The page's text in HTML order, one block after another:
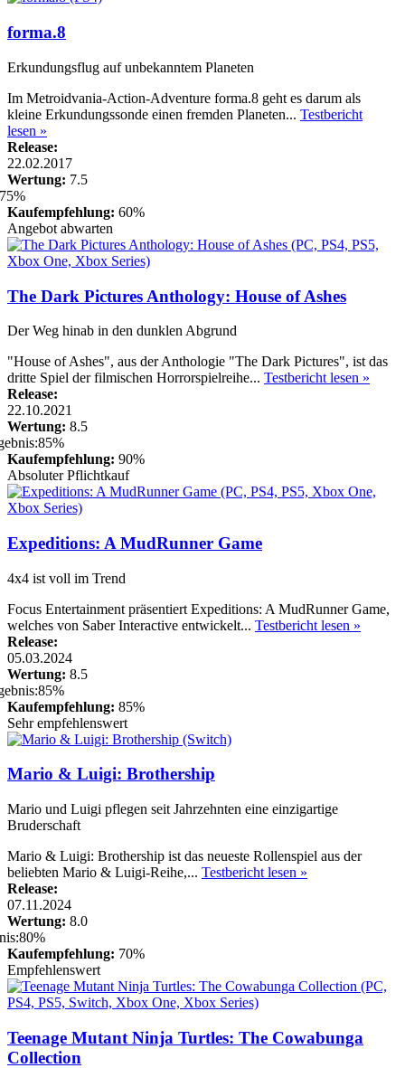
forma.8
Erkundungsflug auf unbekanntem Planeten
Im Metroidvania-Action-Adventure forma.8 geht es darum als
kleine Erkundungssonde einen fremden Planeten... Testbericht
lesen »
Release:
22.02.2017
Wertung: 7.5
Kaufempfehlung: 60%
Angebot abwarten
The Dark Pictures Anthology: House of Ashes
Der Weg hinab in den dunklen Abgrund
"House of Ashes", aus der Anthologie "The Dark Pictures", ist das
dritte Spiel der filmischen Horrorspielreihe... Testbericht lesen »
Release:
22.10.2021
Wertung: 8.5
Kaufempfehlung: 90%
Absoluter Pflichtkauf
Expeditions: A MudRunner Game
4x4 ist voll im Trend
Focus Entertainment präsentiert Expeditions: A MudRunner Game,
welches von Saber Interactive entwickelt... Testbericht lesen »
Release:
05.03.2024
Wertung: 8.5
Kaufempfehlung: 85%
Sehr empfehlenswert
Mario & Luigi: Brothership
Mario und Luigi pflegen seit Jahrzehnten eine einzigartige
Bruderschaft
Mario & Luigi: Brothership ist das neueste Rollenspiel aus der
beliebten Mario & Luigi-Reihe,... Testbericht lesen »
Release:
07.11.2024
Wertung: 8.0
Kaufempfehlung: 70%
Empfehlenswert
Teenage Mutant Ninja Turtles: The Cowabunga
Collection